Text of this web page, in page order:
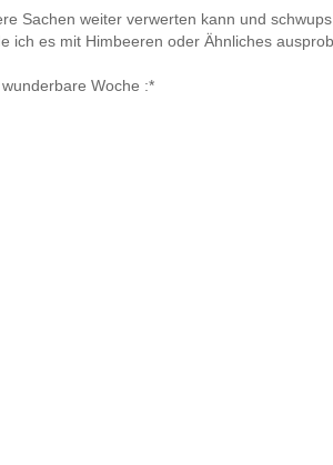
Sachen weiter verwerten kann und
ich es mit Himbeeren oder Ähnliches
Woche :*